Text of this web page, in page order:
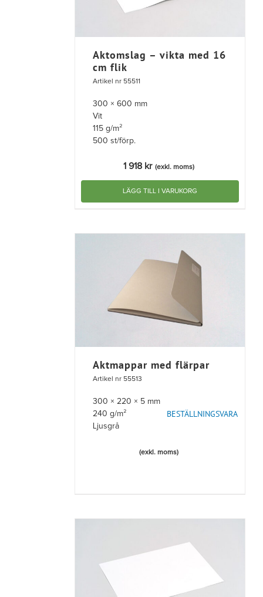
Aktomslag – vikta med 16
cm flik
Artikel nr 55511
300 × 600 mm
Vit
115 g/m²
500 st/förp.
1 918 kr (exkl. moms)
LÄGG TILL I VARUKORG
Aktmappar med flärpar
Artikel nr 55513
300 × 220 × 5 mm
240 g/m²
Ljusgrå
BESTÄLLNINGSVARA
(exkl. moms)